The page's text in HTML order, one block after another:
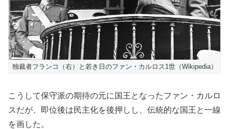
独裁者フランコ（右）と若き日のファン・カルロス1世（Wikipedia）
こうして保守派の期待の元に国王となったファン・カルロ
スだが、即位後は民主化を後押しし、伝統的な国王と一線
を画した。